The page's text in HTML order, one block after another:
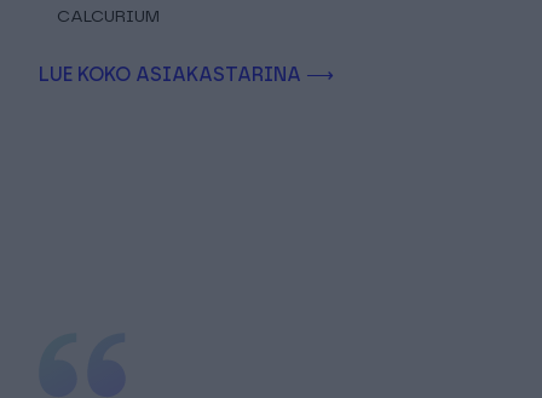
CALCURIUM
LUE KOKO ASIAKASTARINA ⟶